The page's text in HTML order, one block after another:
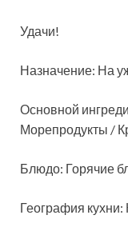
Удачи!
Назначение: На
Основной
Морепродукты /
Блюдо: Горячие
География кухни: